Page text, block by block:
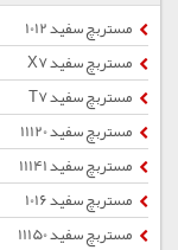
مستربچ سفید 1012
مستربچ سفید X7
مستربچ سفید T7
مستربچ سفید 11120
مستربچ سفید 11141
مستربچ سفید 1016
مستربچ سفید 11150